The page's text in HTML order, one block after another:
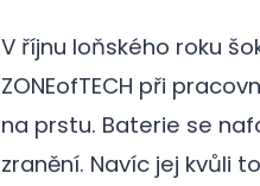
V říjnu loňského roku
ZONEofTECH při
na prstu. Baterie se
zranění. Navíc jej kvůli